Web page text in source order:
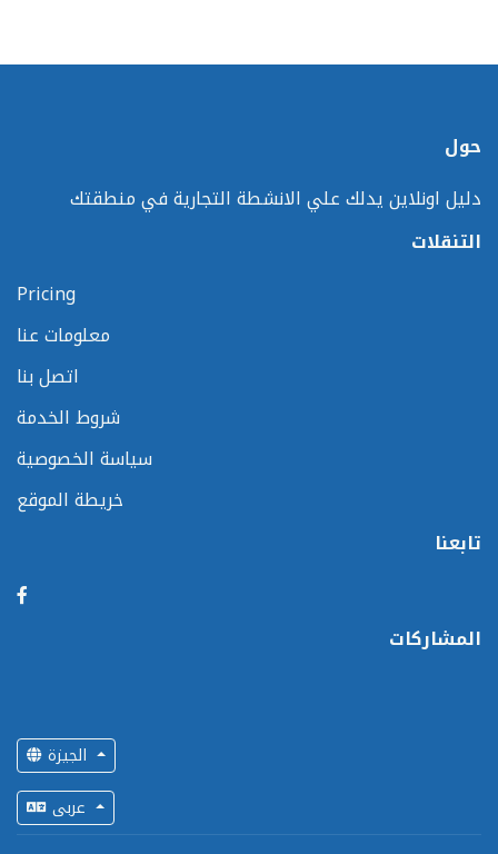
حول
دليل اونلاين يدلك علي الانشطة التجارية في منطقتك
التنقلات
Pricing
معلومات عنا
اتصل بنا
شروط الخدمة
سياسة الخصوصية
خريطة الموقع
تابعنا
المشاركات